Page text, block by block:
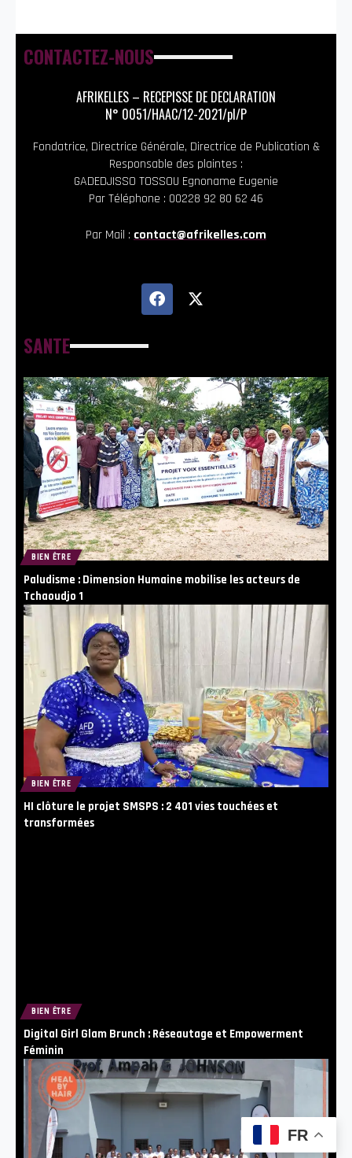
CONTACTEZ-NOUS
AFRIKELLES – RECEPISSE DE DECLARATION
N° 0051/HAAC/12-2021/pl/P
Fondatrice, Directrice Générale, Directrice de Publication &
Responsable des plaintes :
GADEDJISSO TOSSOU Egnoname Eugenie
Par Téléphone : 00228 92 80 62 46
Par Mail : contact@afrikelles.com
SANTE
BIEN ÊTRE
Paludisme : Dimension Humaine mobilise les acteurs de
Tchaoudjo 1
BIEN ÊTRE
HI clôture le projet SMSPS : 2 401 vies touchées et
transformées
BIEN ÊTRE
Digital Girl Glam Brunch : Réseautage et Empowerment
Féminin
FR